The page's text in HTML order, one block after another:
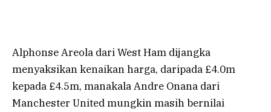
Alphonse Areola dari West Ham dijangka
menyaksikan kenaikan harga, daripada £4.0m
kepada £4.5m, manakala Andre Onana dari
Manchester United mungkin masih bernilai